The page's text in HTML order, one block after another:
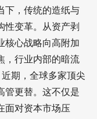
下，传统的造纸与
性变革。从资产剥
核心战略向高附加
，行业内部的暗流
期，全球多家顶尖
管更替。这不仅是
面对资本市场压